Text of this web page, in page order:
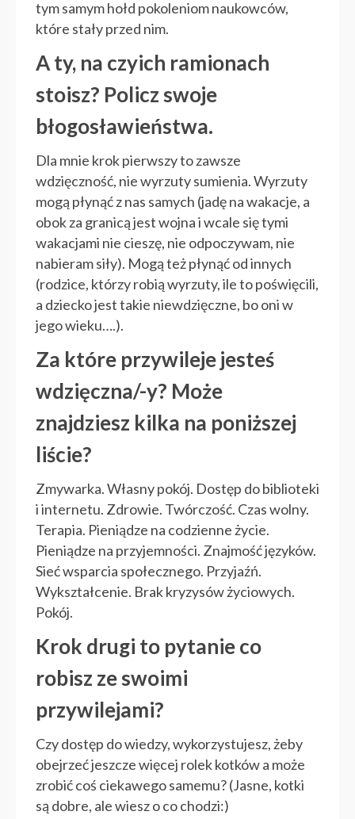
tym samym hołd pokoleniom naukowców,
które stały przed nim.
A ty, na czyich ramionach
stoisz? Policz swoje
błogosławieństwa.
Dla mnie krok pierwszy to zawsze
wdzięczność, nie wyrzuty sumienia. Wyrzuty
mogą płynąć z nas samych (jadę na wakacje, a
obok za granicą jest wojna i wcale się tymi
wakacjami nie cieszę, nie odpoczywam, nie
nabieram siły). Mogą też płynąć od innych
(rodzice, którzy robią wyrzuty, ile to poświęcili,
a dziecko jest takie niewdzięczne, bo oni w
jego wieku….).
Za które przywileje jesteś
wdzięczna/-y? Może
znajdziesz kilka na poniższej
liście?
Zmywarka. Własny pokój. Dostęp do biblioteki
i internetu. Zdrowie. Twórczość. Czas wolny.
Terapia. Pieniądze na codzienne życie.
Pieniądze na przyjemności. Znajmość języków.
Sieć wsparcia społecznego. Przyjaźń.
Wykształcenie. Brak kryzysów życiowych.
Pokój.
Krok drugi to pytanie co
robisz ze swoimi
przywilejami?
Czy dostęp do wiedzy, wykorzystujesz, żeby
obejrzeć jeszcze więcej rolek kotków a może
zrobić coś ciekawego samemu? (Jasne, kotki
są dobre, ale wiesz o co chodzi:)